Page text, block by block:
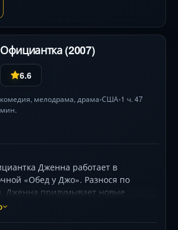
Официантка (2007)
6.6
комедия, мелодрама, драма•США•1 ч. 47
мин.
Дженна работает в
«Обед у Джо». Разнося по
Дженна придумывает новые
Её мечта — выиграть